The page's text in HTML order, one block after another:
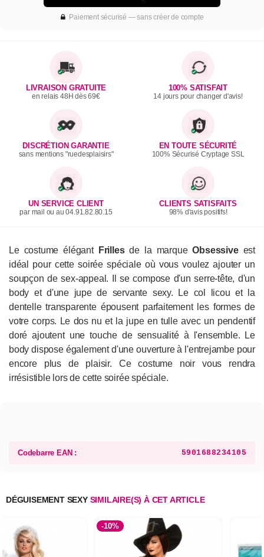
Paiement sécurisé — sans créer de compte
LIVRAISON GRATUITE
en relais 48H dès 69€
100% SATISFAIT
14 jours pour changer d'avis!
DISCRÉTION GARANTIE
sans mentions "ruedesplaisirs"
EN TOUTE SÉCURITÉ
100% Sécurisé Cryptage SSL
UN SERVICE CLIENT
par mail ou au 04.91.82.80.15
CLIENTS SATISFAITS
98% d'avis positifs!
Le costume élégant Frillesde la marqueObsessive est
idéal pour cette soirée spéciale où vous voulez ajouter un
soupçon de sex-appeal. Il se compose d'un serre-tête, d'un
body et d'une jupe de servante sexy. Le col licou et la
dentelle transparente épousent parfaitement les formes de
votre corps. Le dos nu et la jupe en tulle avec un pendentif
doré ajoutent une touche de sensualité à l'ensemble. Le
body dispose également d'une ouverture à l'entrejambe pour
encore plus de plaisir. Ce costume noir vous rendra
irrésistible lors de cette soirée spéciale.
Codebarre EAN : 5901688234105
DÉGUISEMENT SEXYSIMILAIRE(S) À CET ARTICLE
-10%